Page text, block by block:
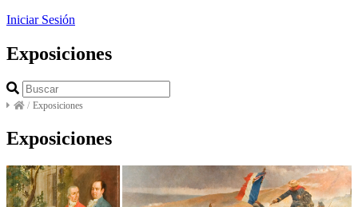
Iniciar Sesión
Exposiciones
/ Exposiciones
Exposiciones